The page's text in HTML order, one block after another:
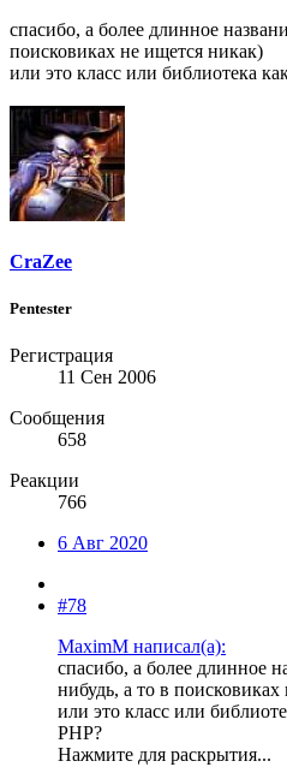
спасибо, а более длинное
поисковиках не ищется никак)
или это класс или библиотека
CraZee
Pentester
Регистрация
11 Сен 2006
Сообщения
658
Реакции
766
6 Авг 2020
#78
MaximM написал(а):
спасибо, а более длинное
нибудь, а то в
или это класс или
PHP?
Нажмите для раскрытия...